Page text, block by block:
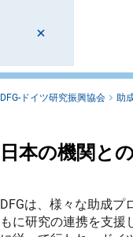
DFG-ドイツ研究振興協会 助
日本の機関と
DFGは、様々な助成プ
もに研究の連携を支援